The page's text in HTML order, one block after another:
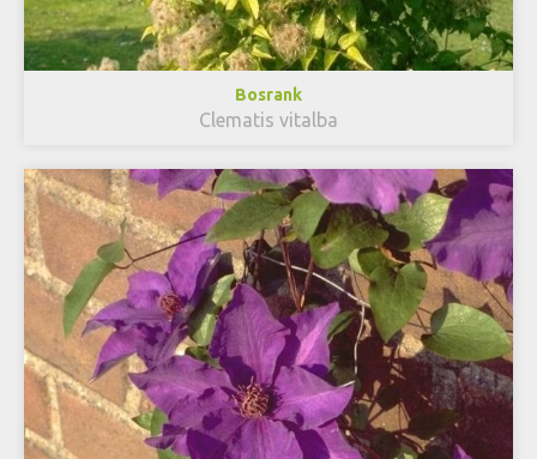
Bosrank
Clematis vitalba